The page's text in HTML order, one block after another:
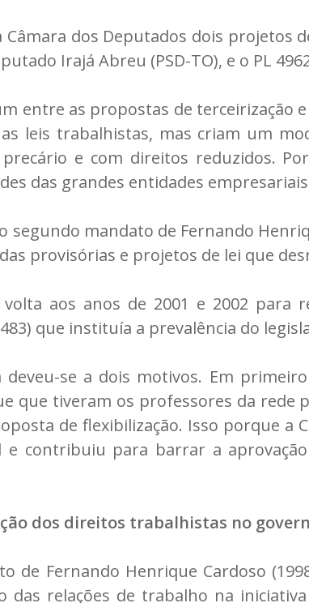
dos Deputados dois projetos
Irajá Abreu (PSD-TO), e o PL
entre as propostas de terceirização
leis trabalhistas, mas criam um
e com direitos reduzidos.
das grandes entidades
segundo mandato de Fernando
provisórias e projetos de lei que
aos anos de 2001 e 2002 para
que instituía a prevalência do
deveu-se a dois motivos. Em
que tiveram os professores da rede
de flexibilização. Isso porque a
e contribuiu para barrar a
dos direitos trabalhistas no
de Fernando Henrique Cardoso
das relações de trabalho na